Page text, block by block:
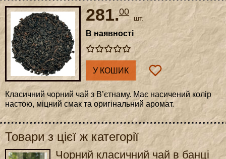
281.00
шт.
В наявності
У КОШИК
Класичний чорний чай з В’єтнаму. Має насичений колір
настою, міцний смак та оригінальний аромат.
Товари з цієї ж категорії
Чорний класичний чай в банці